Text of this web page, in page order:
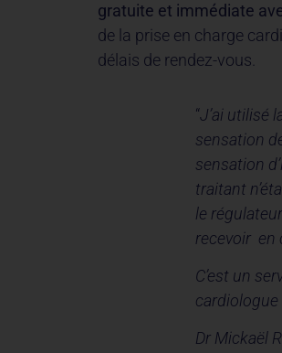
gratuite et immédiate
de la prise en charge
délais de rendez-vous.
“J’ai utilisé
sensation
sensation
traitant
le
recevoir en
C’est un
cardiologue
Dr Mickaël